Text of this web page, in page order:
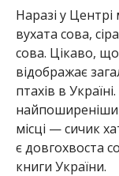
Наразі у
вухата сова,
сова. Цікаво,
відображає
птахів в
місці — сичик
є довгохвоста
книги України.